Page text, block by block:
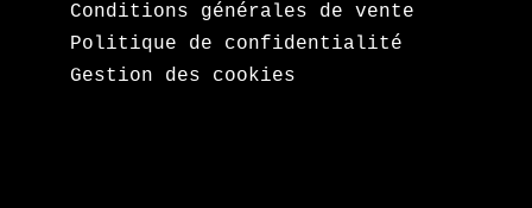
Conditions générales de vente
Politique de confidentialité
Gestion des cookies